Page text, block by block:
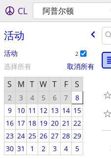
CL 阿普尔顿
活动
活动 2
选择所有 取消所有
S M T W T F S
2 3 4 5 6 7
8
9
10 11 12 13 14 15
16 17 18 19 20 21 22
23 24 25 26 27 28 29
30 31 1 2 3 4
5